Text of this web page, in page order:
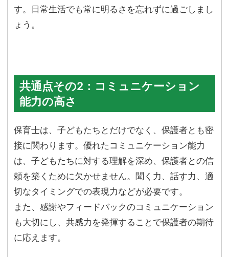
す。日常生活でも常に明るさを忘れずに過ごしまし
ょう。
共通点その2：コミュニケーション
能力の高さ
保育士は、子どもたちとだけでなく、保護者とも密
接に関わります。優れたコミュニケーション能力
は、子どもたちに対する理解を深め、保護者との信
頼を築くために欠かせません。聞く力、話す力、適
切なタイミングでの表現力などが必要です。
また、感謝やフィードバックのコミュニケーション
も大切にし、共感力を発揮することで保護者の期待
に応えます。